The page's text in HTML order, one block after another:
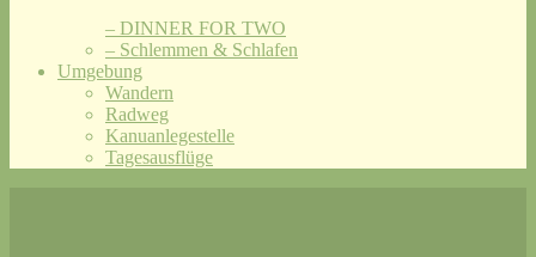
– DINNER FOR TWO
– Schlemmen & Schlafen
Umgebung
Wandern
Radweg
Kanuanlegestelle
Tagesausflüge